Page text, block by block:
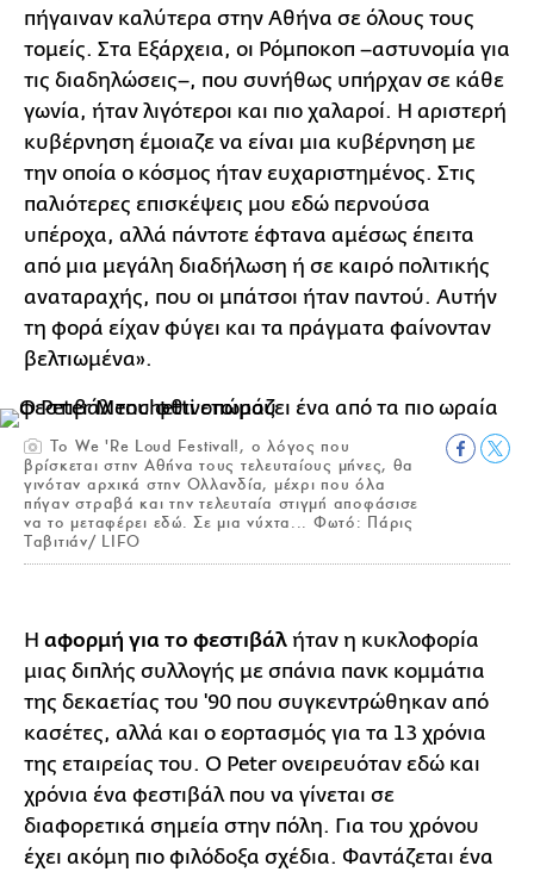
πήγαιναν καλύτερα στην Αθήνα σε όλους τους
τομείς. Στα Εξάρχεια, οι Ρόμποκοπ –αστυνομία για
τις διαδηλώσεις–, που συνήθως υπήρχαν σε κάθε
γωνία, ήταν λιγότεροι και πιο χαλαροί. Η αριστερή
κυβέρνηση έμοιαζε να είναι μια κυβέρνηση με
την οποία ο κόσμος ήταν ευχαριστημένος. Στις
παλιότερες επισκέψεις μου εδώ περνούσα
υπέροχα, αλλά πάντοτε έφτανα αμέσως έπειτα
από μια μεγάλη διαδήλωση ή σε καιρό πολιτικής
αναταραχής, που οι μπάτσοι ήταν παντού. Αυτήν
τη φορά είχαν φύγει και τα πράγματα φαίνονταν
βελτιωμένα».
Το We 'Re Loud Festival!, ο λόγος που
βρίσκεται στην Αθήνα τους τελευταίους μήνες, θα
γινόταν αρχικά στην Ολλανδία, μέχρι που όλα
πήγαν στραβά και την τελευταία στιγμή αποφάσισε
να το μεταφέρει εδώ. Σε μια νύχτα... Φωτό: Πάρις
Ταβιτιάν/ LIFO
Η αφορμή για το φεστιβάλ ήταν η κυκλοφορία
μιας διπλής συλλογής με σπάνια πανκ κομμάτια
της δεκαετίας του '90 που συγκεντρώθηκαν από
κασέτες, αλλά και ο εορτασμός για τα 13 χρόνια
της εταιρείας του. Ο Peter ονειρευόταν εδώ και
χρόνια ένα φεστιβάλ που να γίνεται σε
διαφορετικά σημεία στην πόλη. Για του χρόνου
έχει ακόμη πιο φιλόδοξα σχέδια. Φαντάζεται ένα